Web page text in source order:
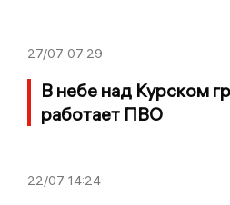
27/07 07:29
В небе над Курском
работает ПВО
22/07 14:24